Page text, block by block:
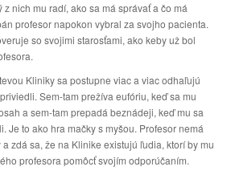
nich mu radí, ako sa má správať a čo má
profesor napokon vybral za svojho pacienta.
so svojimi starosťami, ako keby už bol
Kliniky sa postupne viac a viac odhaľujú
Sem-tam prežíva eufóriu, keď sa mu
a sem-tam prepadá beznádeji, keď mu sa
Je to ako hra mačky s myšou. Profesor nemá
zdá sa, že na Klinike existujú ľudia, ktorí by mu
profesora pomôcť svojím odporúčaním.